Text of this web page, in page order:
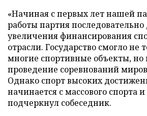
«Начиная с первых лет нашей
работы партия последовательно
увеличения финансирования
отрасли. Государство смогло не
многие спортивные объекты,
проведение соревнований
Однако спорт высоких
начинается с массового спорта и
подчеркнул собеседник.